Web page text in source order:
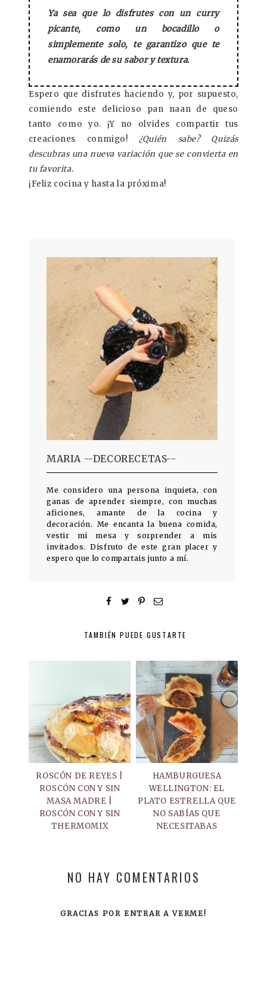
Ya sea que lo disfrutes con un curry
picante, como un bocadillo o
simplemente solo, te garantizo que te
enamorarás de su sabor y textura.
Espero que disfrutes haciendo y, por supuesto,
comiendo este delicioso pan naan de queso
tanto como yo. ¡Y no olvides compartir tus
creaciones conmigo!
¿Quién sabe? Quizás
descubras una nueva variación que se convierta en
tu favorita.
¡Feliz cocina y hasta la próxima!
MARIA --DECORECETAS--
Me considero una persona inquieta, con
ganas de aprender siempre, con muchas
aficiones, amante de la cocina y
decoración. Me encanta la buena comida,
vestir mi mesa y sorprender a mis
invitados. Disfruto de este gran placer y
espero que lo compartais junto a mí.
TAMBIÉN PUEDE GUSTARTE
ROSCÓN DE REYES |
ROSCÓN CON Y SIN
MASA MADRE |
ROSCÓN CON Y SIN
THERMOMIX
HAMBURGUESA
WELLINGTON: EL
PLATO ESTRELLA QUE
NO SABÍAS QUE
NECESITABAS
NO HAY COMENTARIOS
GRACIAS POR ENTRAR A VERME!